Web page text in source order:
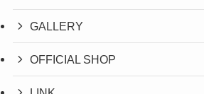
GALLERY
OFFICIAL SHOP